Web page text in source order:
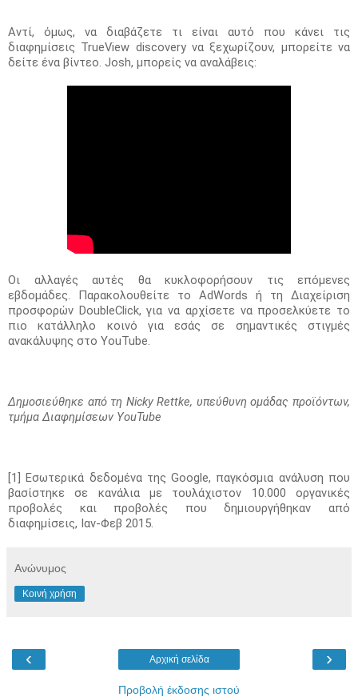
Αντί, όμως, να διαβάζετε τι είναι αυτό που κάνει τις
διαφημίσεις TrueView discovery να ξεχωρίζουν, μπορείτε να
δείτε ένα βίντεο. Josh, μπορείς να αναλάβεις:
Οι αλλαγές αυτές θα κυκλοφορήσουν τις επόμενες
εβδομάδες. Παρακολουθείτε το AdWords ή τη Διαχείριση
προσφορών DoubleClick, για να αρχίσετε να προσελκύετε το
πιο κατάλληλο κοινό για εσάς σε σημαντικές στιγμές
ανακάλυψης στο YouTube.
Δημοσιεύθηκε από τη Nicky Rettke, υπεύθυνη ομάδας προϊόντων,
τμήμα Διαφημίσεων YouTube
[1] Εσωτερικά δεδομένα της Google, παγκόσμια ανάλυση που
βασίστηκε σε κανάλια με τουλάχιστον 10.000 οργανικές
προβολές και προβολές που δημιουργήθηκαν από
διαφημίσεις, Ιαν-Φεβ 2015.
Ανώνυμος
Κοινή χρήση
‹ ›
Αρχική σελίδα
Προβολή έκδοσης ιστού